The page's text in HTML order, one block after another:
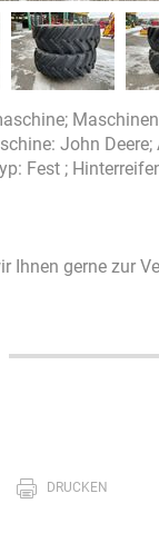
John
Fest ;
Ihnen gerne zur
DRUCKEN